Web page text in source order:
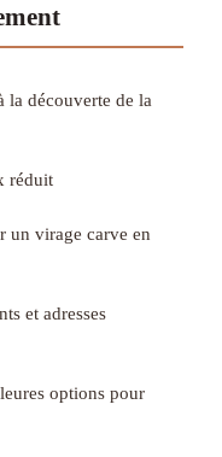
la découverte de la
réduit
un virage carve en
et adresses
options pour